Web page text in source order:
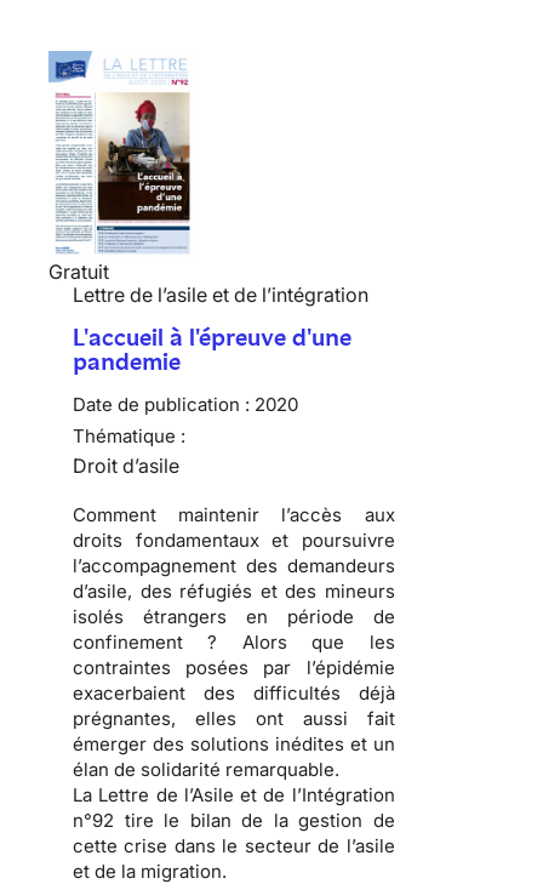
Gratuit
Lettre de l’asile et de l’intégration
L'accueil à l'épreuve d'une
pandemie
Date de publication : 2020
Thématique :
Droit d’asile
Comment maintenir l’accès aux
droits fondamentaux et poursuivre
l’accompagnement des demandeurs
d’asile, des réfugiés et des mineurs
isolés étrangers en période de
confinement ? Alors que les
contraintes posées par l’épidémie
exacerbaient des difficultés déjà
prégnantes, elles ont aussi fait
émerger des solutions inédites et un
élan de solidarité remarquable.
La Lettre de l’Asile et de l’Intégration
n°92 tire le bilan de la gestion de
cette crise dans le secteur de l’asile
et de la migration.